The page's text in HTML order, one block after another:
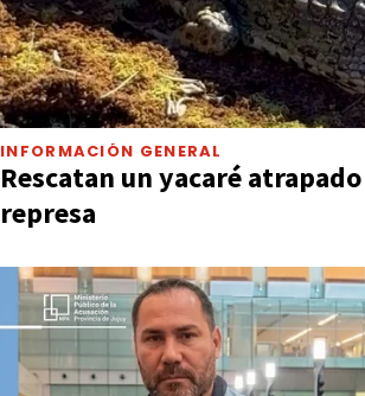
INFORMACIÓN GENERAL
Rescatan un yacaré
represa